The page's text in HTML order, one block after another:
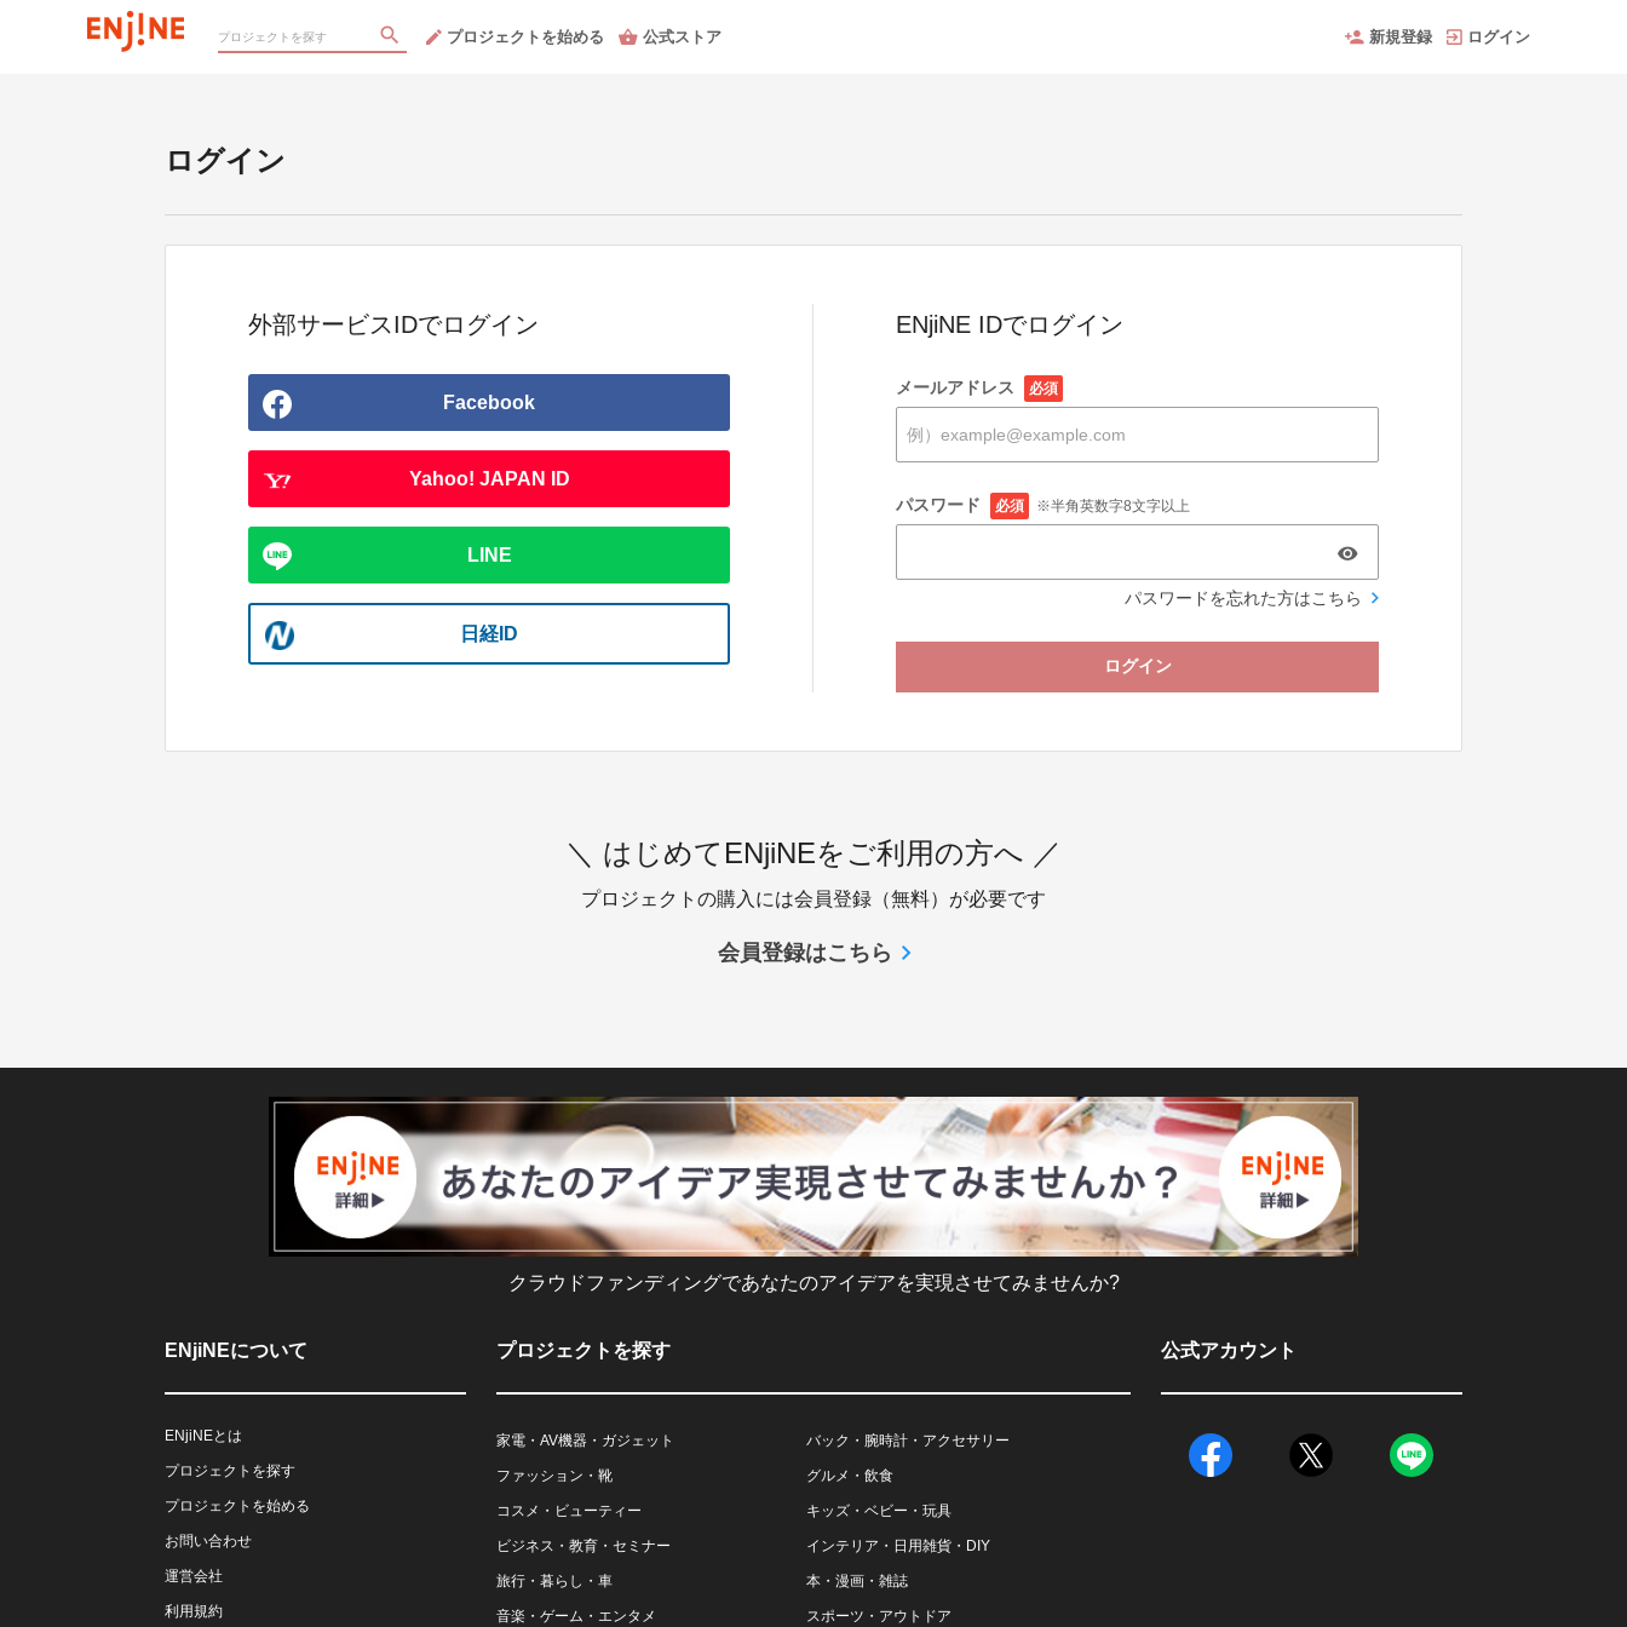
プロジェクトを始める 公式ストア 新規登録 ログイン
ログイン
外部サービスIDでログイン
Facebook
Yahoo! JAPAN ID
LINE
日経ID
ENjiNE IDでログイン
メールアドレス 必須
パスワード 必須 ※半角英数字8文字以上
パスワードを忘れた方はこちら
ログイン
＼ はじめてENjiNEをご利用の方へ ／
プロジェクトの購入には会員登録（無料）が必要です
会員登録はこちら
クラウドファンディングであなたのアイデアを実現させてみませんか?
ENjiNEについて
ENjiNEとは
プロジェクトを探す
プロジェクトを始める
お問い合わせ
運営会社
利用規約
プロジェクトを探す
家電・AV機器・ガジェット バック・腕時計・アクセサリー
ファッション・靴 グルメ・飲食
コスメ・ビューティー キッズ・ベビー・玩具
ビジネス・教育・セミナー インテリア・日用雑貨・DIY
旅行・暮らし・車 本・漫画・雑誌
音楽・ゲーム・エンタメ スポーツ・アウトドア
公式アカウント